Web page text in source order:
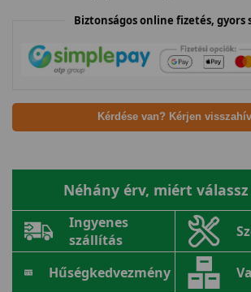
Biztonságos online fizetés, gyors
Kérdése van? Kérjen
Néhány érv, miért
Ingyenes
szállítás
Hűségkedvezmény